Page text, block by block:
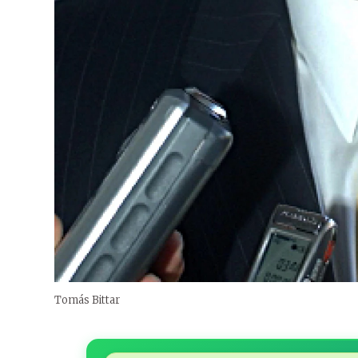
Tomás Bittar